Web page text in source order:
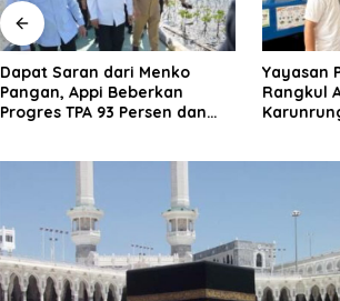
Yayasan Peduli Negeri
Rangkul Anak Muda
Karunrung Sulap Sampah
Daerah
Miskin
Dorong